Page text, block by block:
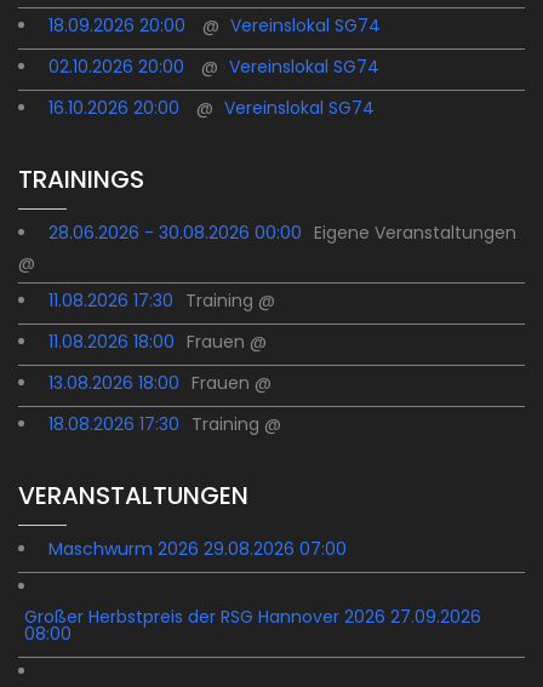
18.09.2026 20:00
@ Vereinslokal SG74
02.10.2026 20:00
@ Vereinslokal SG74
16.10.2026 20:00
@ Vereinslokal SG74
TRAININGS
28.06.2026 - 30.08.2026 00:00 Eigene Veranstaltungen
@
11.08.2026 17:30 Training @
11.08.2026 18:00 Frauen @
13.08.2026 18:00 Frauen @
18.08.2026 17:30 Training @
VERANSTALTUNGEN
Maschwurm 2026 29.08.2026 07:00
Großer Herbstpreis der RSG Hannover 2026 27.09.2026
08:00